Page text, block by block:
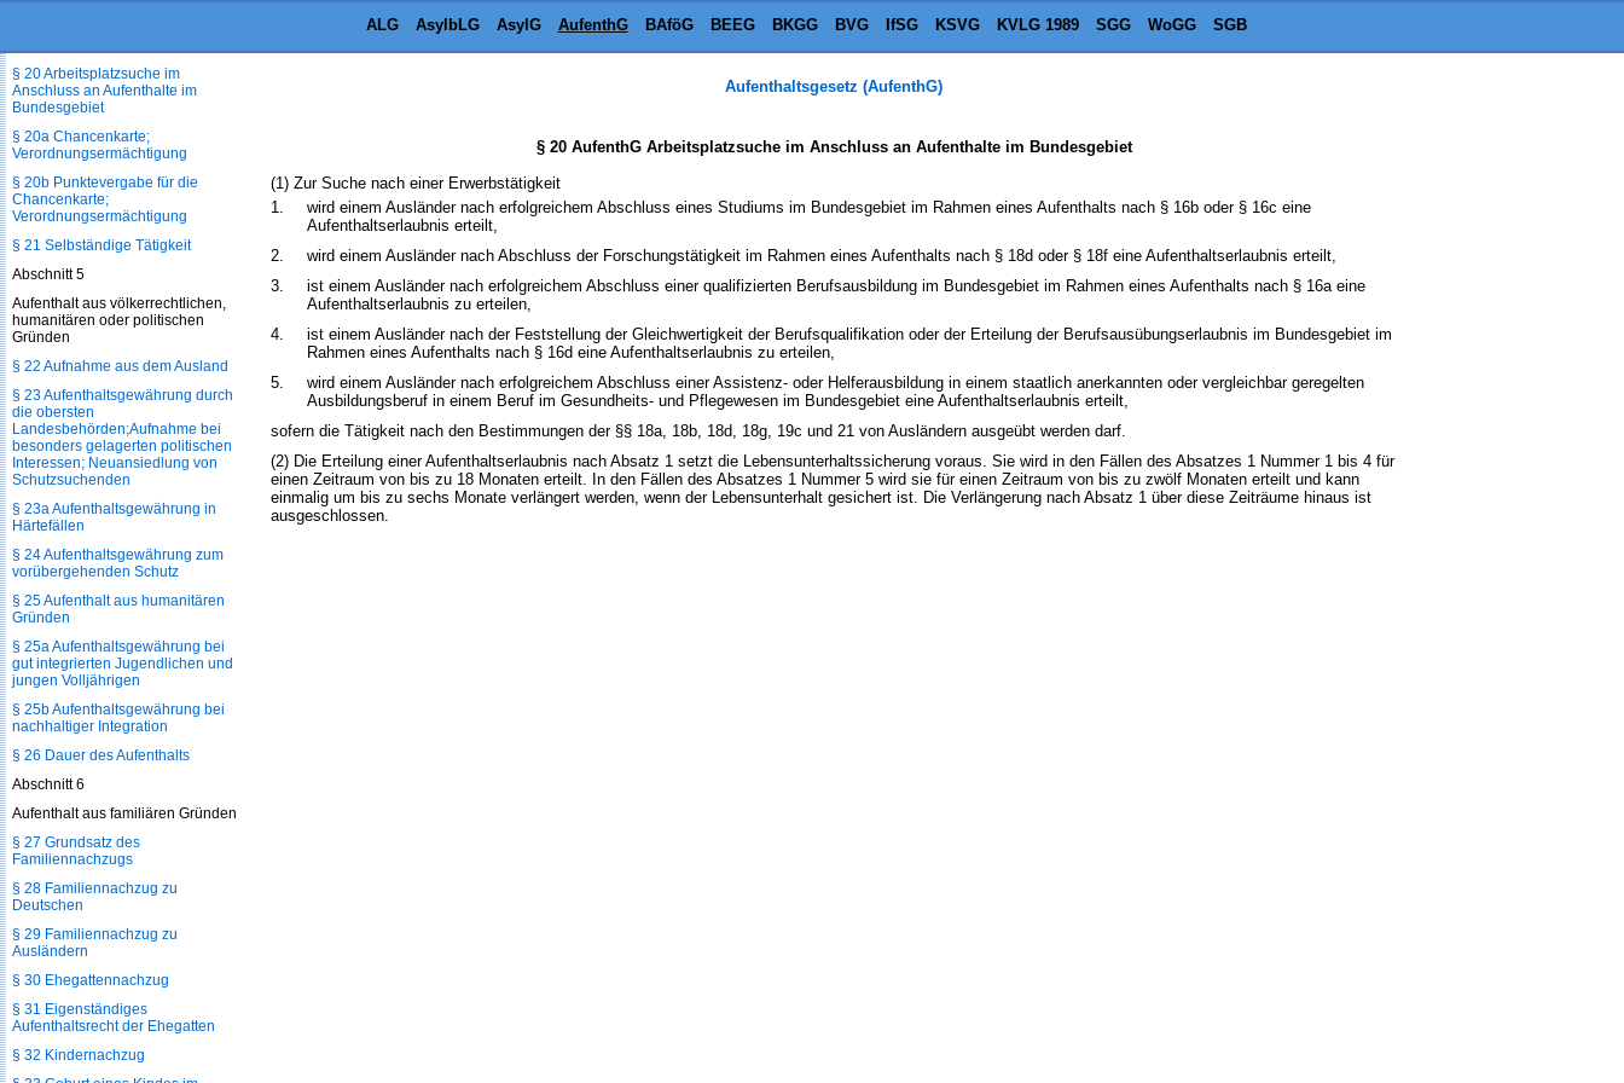
ALG AsylbLG AsylG AufenthG BAföG BEEG BKGG BVG IfSG KSVG KVLG 1989 SGG WoGG SGB
Aufenthaltsgesetz (AufenthG)
§ 20 AufenthG Arbeitsplatzsuche im Anschluss an Aufenthalte im Bundesgebiet
(1) Zur Suche nach einer Erwerbstätigkeit
1.
wird einem Ausländer nach erfolgreichem Abschluss eines Studiums im Bundesgebiet im Rahmen eines Aufenthalts nach § 16b oder § 16c eine
Aufenthaltserlaubnis erteilt,
2.
wird einem Ausländer nach Abschluss der Forschungstätigkeit im Rahmen eines Aufenthalts nach § 18d oder § 18f eine Aufenthaltserlaubnis erteilt,
3.
ist einem Ausländer nach erfolgreichem Abschluss einer qualifizierten Berufsausbildung im Bundesgebiet im Rahmen eines Aufenthalts nach § 16a eine
Aufenthaltserlaubnis zu erteilen,
4.
ist einem Ausländer nach der Feststellung der Gleichwertigkeit der Berufsqualifikation oder der Erteilung der Berufsausübungserlaubnis im Bundesgebiet im
Rahmen eines Aufenthalts nach § 16d eine Aufenthaltserlaubnis zu erteilen,
5.
wird einem Ausländer nach erfolgreichem Abschluss einer Assistenz- oder Helferausbildung in einem staatlich anerkannten oder vergleichbar geregelten
Ausbildungsberuf in einem Beruf im Gesundheits- und Pflegewesen im Bundesgebiet eine Aufenthaltserlaubnis erteilt,
sofern die Tätigkeit nach den Bestimmungen der §§ 18a, 18b, 18d, 18g, 19c und 21 von Ausländern ausgeübt werden darf.
(2) Die Erteilung einer Aufenthaltserlaubnis nach Absatz 1 setzt die Lebensunterhaltssicherung voraus. Sie wird in den Fällen des Absatzes 1 Nummer 1 bis 4 für
einen Zeitraum von bis zu 18 Monaten erteilt. In den Fällen des Absatzes 1 Nummer 5 wird sie für einen Zeitraum von bis zu zwölf Monaten erteilt und kann
einmalig um bis zu sechs Monate verlängert werden, wenn der Lebensunterhalt gesichert ist. Die Verlängerung nach Absatz 1 über diese Zeiträume hinaus ist
ausgeschlossen.
§ 20 Arbeitsplatzsuche im
Anschluss an Aufenthalte im
Bundesgebiet
§ 20a Chancenkarte;
Verordnungsermächtigung
§ 20b Punktevergabe für die
Chancenkarte;
Verordnungsermächtigung
§ 21 Selbständige Tätigkeit
Abschnitt 5
Aufenthalt aus völkerrechtlichen,
humanitären oder politischen
Gründen
§ 22 Aufnahme aus dem Ausland
§ 23 Aufenthaltsgewährung durch
die obersten
Landesbehörden;Aufnahme bei
besonders gelagerten politischen
Interessen; Neuansiedlung von
Schutzsuchenden
§ 23a Aufenthaltsgewährung in
Härtefällen
§ 24 Aufenthaltsgewährung zum
vorübergehenden Schutz
§ 25 Aufenthalt aus humanitären
Gründen
§ 25a Aufenthaltsgewährung bei
gut integrierten Jugendlichen und
jungen Volljährigen
§ 25b Aufenthaltsgewährung bei
nachhaltiger Integration
§ 26 Dauer des Aufenthalts
Abschnitt 6
Aufenthalt aus familiären Gründen
§ 27 Grundsatz des
Familiennachzugs
§ 28 Familiennachzug zu
Deutschen
§ 29 Familiennachzug zu
Ausländern
§ 30 Ehegattennachzug
§ 31 Eigenständiges
Aufenthaltsrecht der Ehegatten
§ 32 Kindernachzug